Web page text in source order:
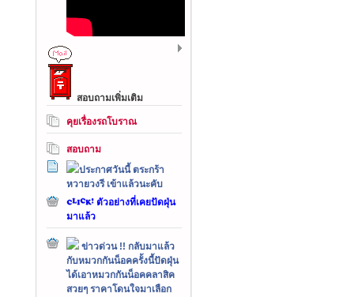
สอบถามเพิ่มเติม
คุยเรื่องรถโบราณ
สอบถาม
ประกาศวันนี้ ตระกร้า
หวายวงรี เข้าแล้วนะคับ
ตัวอย่างที่เคยปัดฝุ่น
มาแล้ว
ข่าวด่วน !! กลับมาแล้ว
กับหมวกกันน็อคครั้งนี้ปัดฝุ่น
ได้เอาหมวกกันน็อคคลาสิค
สวยๆ ราคาโดนใจมาเลือก